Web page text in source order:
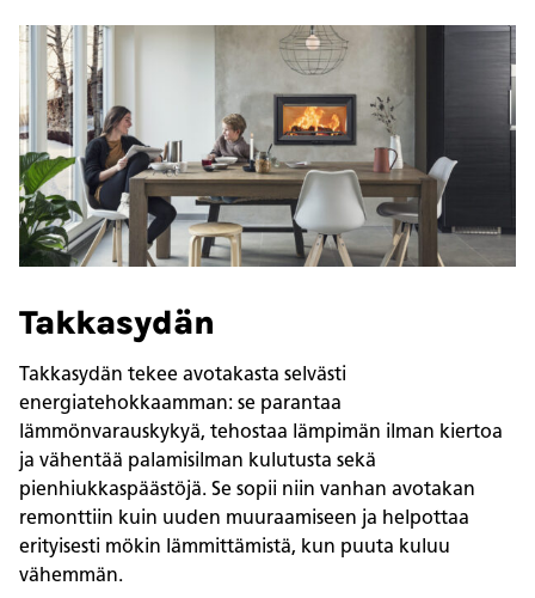
Takkasydän
Takkasydän tekee avotakasta selvästi
energiatehokkaamman: se parantaa
lämmönvarauskykyä, tehostaa lämpimän ilman kiertoa
ja vähentää palamisilman kulutusta sekä
pienhiukkaspäästöjä. Se sopii niin vanhan avotakan
remonttiin kuin uuden muuraamiseen ja helpottaa
erityisesti mökin lämmittämistä, kun puuta kuluu
vähemmän.